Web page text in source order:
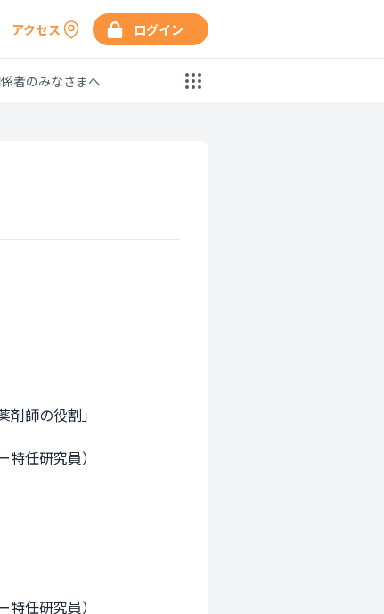
アクセス ログイン
者のみなさまへ
師の役割」
任研究員）
任研究員）